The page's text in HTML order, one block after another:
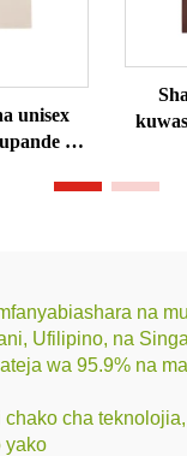
unisex
wa
na
Ufilipino, na
wa 95.9% na
chako cha
yako